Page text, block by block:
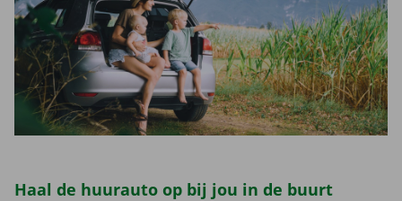
Haal de huurauto op bij jou in de buurt